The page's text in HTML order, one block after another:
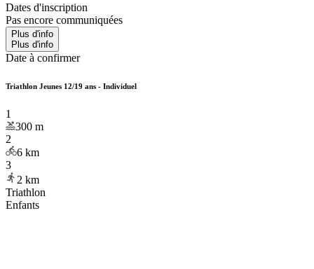
Dates d'inscription
Pas encore communiquées
Plus d'info
Plus d'info
Date à confirmer
Triathlon Jeunes 12/19 ans - Individuel
1
300 m
2
6 km
3
2 km
Triathlon
Enfants